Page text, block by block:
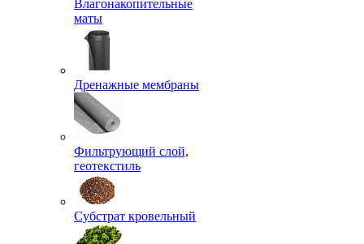
Влагонакопительные
маты
Дренажные мембраны
Фильтрующий слой,
геотекстиль
Субстрат кровельный